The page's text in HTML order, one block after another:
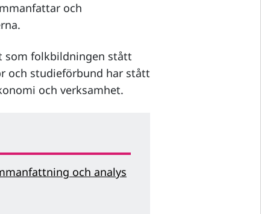
och
som folkbildningen stått
och studieförbund har stått
och verksamhet.
och analys